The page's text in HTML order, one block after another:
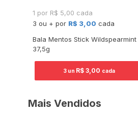
1 por R$ 5,00 cada
3 ou + por R$ 3,00 cada
Bala Mentos Stick Wildspearmint
37,5g
3 un R$ 3,00 cada
Mais Vendidos